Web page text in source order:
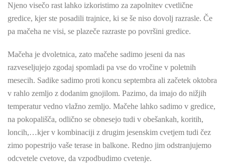
Njeno visečo rast lahko izkoristimo za zapolnitev cvetlične
gredice, kjer ste posadili trajnice, ki se še niso dovolj razrasle. Če
pa mačeha ne visi, se plazeče razraste po površini gredice.
Mačeha je dvoletnica, zato mačehe sadimo jeseni da nas
razveseljujejo zgodaj spomladi pa vse do vročine v poletnih
mesecih. Sadike sadimo proti koncu septembra ali začetek oktobra
v rahlo zemljo z dodanim gnojilom. Pazimo, da imajo do nižjih
temperatur vedno vlažno zemljo. Mačehe lahko sadimo v gredice,
na pokopališča, odlično se obnesejo tudi v obešankah, koritih,
loncih,…kjer v kombinaciji z drugim jesenskim cvetjem tudi čez
zimo popestrijo vaše terase in balkone. Redno jim odstranjujemo
odcvetele cvetove, da vzpodbudimo cvetenje.